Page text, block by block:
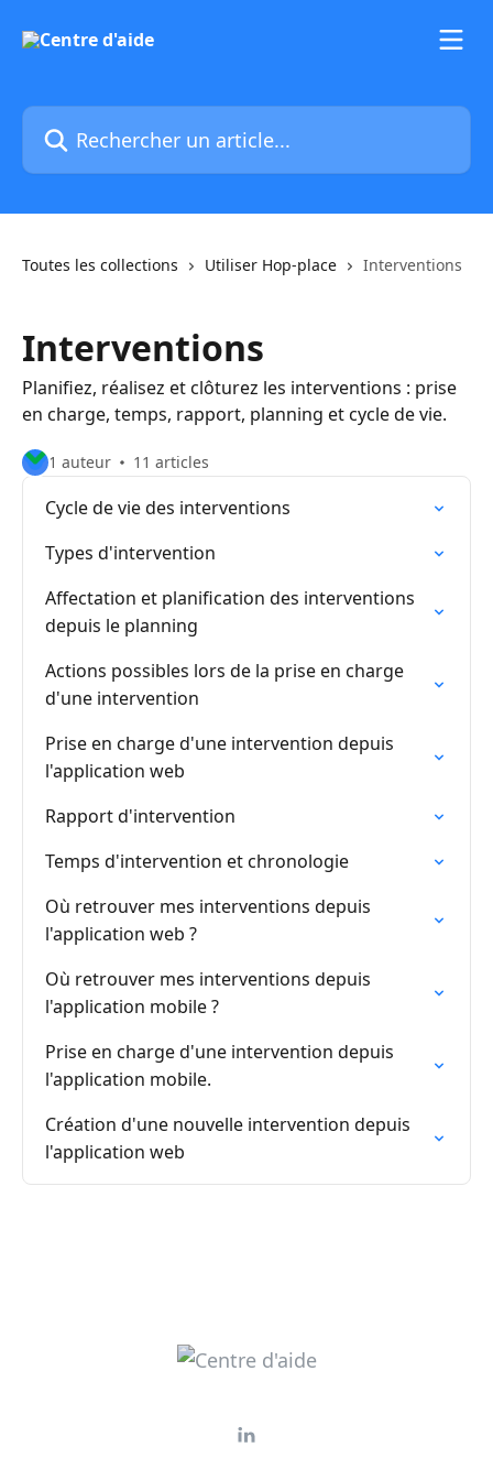
Rechercher un article...
Toutes les collections Utiliser Hop-place Interventions
Interventions
Planifiez, réalisez et clôturez les interventions : prise
en charge, temps, rapport, planning et cycle de vie.
1 auteur 11 articles
Cycle de vie des interventions
Types d'intervention
Affectation et planification des interventions
depuis le planning
Actions possibles lors de la prise en charge
d'une intervention
Prise en charge d'une intervention depuis
l'application web
Rapport d'intervention
Temps d'intervention et chronologie
Où retrouver mes interventions depuis
l'application web ?
Où retrouver mes interventions depuis
l'application mobile ?
Prise en charge d'une intervention depuis
l'application mobile.
Création d'une nouvelle intervention depuis
l'application web